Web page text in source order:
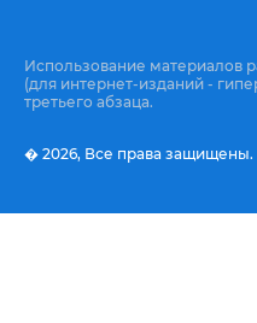
Использование материалов
(для интернет-изданий -
третьего абзаца.
� 2026, Все права защищены.